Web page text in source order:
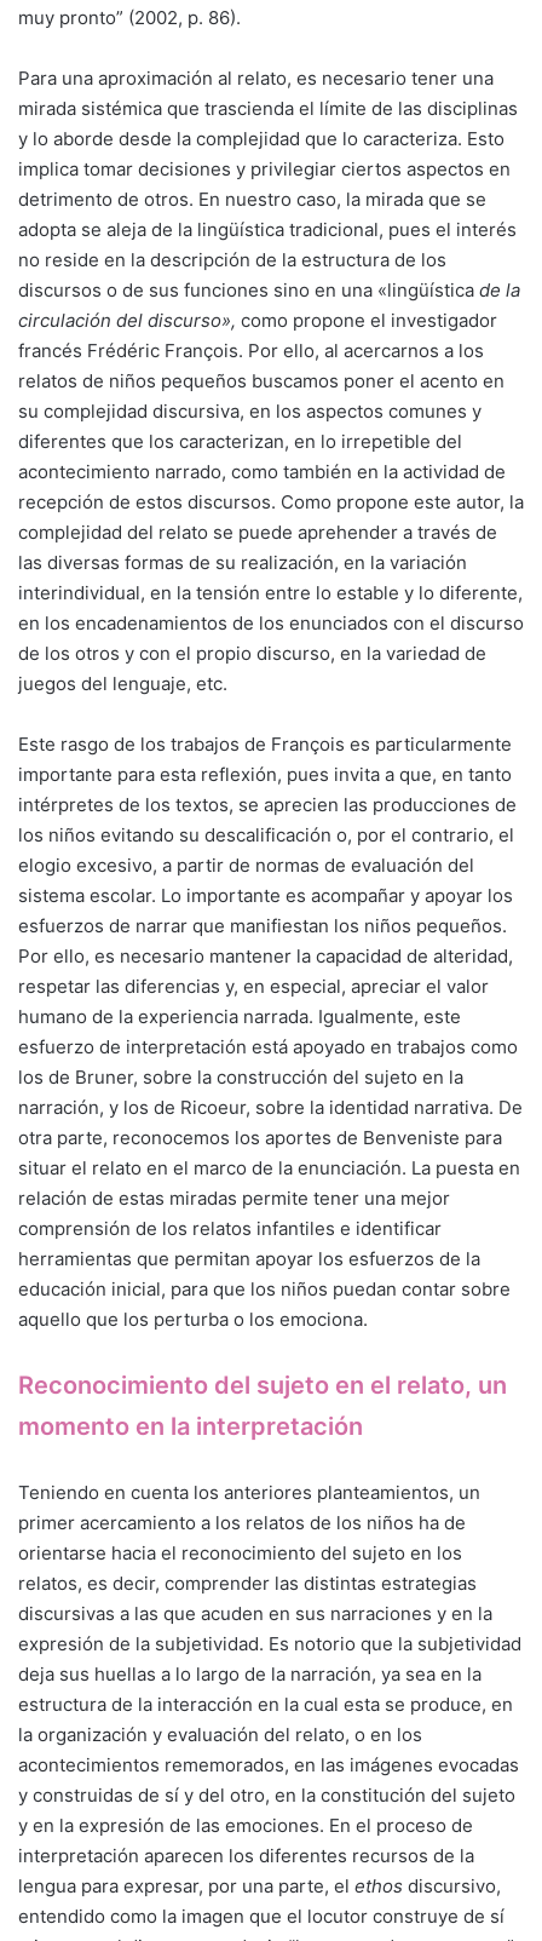
muy pronto” (2002, p. 86).
Para una aproximación al relato, es necesario tener una
mirada sistémica que trascienda el límite de las disciplinas
y lo aborde desde la complejidad que lo caracteriza. Esto
implica tomar decisiones y privilegiar ciertos aspectos en
detrimento de otros. En nuestro caso, la mirada que se
adopta se aleja de la lingüística tradicional, pues el interés
no reside en la descripción de la estructura de los
discursos o de sus funciones sino en una «lingüística de la
circulación del discurso», como propone el investigador
francés Frédéric François. Por ello, al acercarnos a los
relatos de niños pequeños buscamos poner el acento en
su complejidad discursiva, en los aspectos comunes y
diferentes que los caracterizan, en lo irrepetible del
acontecimiento narrado, como también en la actividad de
recepción de estos discursos. Como propone este autor, la
complejidad del relato se puede aprehender a través de
las diversas formas de su realización, en la variación
interindividual, en la tensión entre lo estable y lo diferente,
en los encadenamientos de los enunciados con el discurso
de los otros y con el propio discurso, en la variedad de
juegos del lenguaje, etc.
Este rasgo de los trabajos de François es particularmente
importante para esta reflexión, pues invita a que, en tanto
intérpretes de los textos, se aprecien las producciones de
los niños evitando su descalificación o, por el contrario, el
elogio excesivo, a partir de normas de evaluación del
sistema escolar. Lo importante es acompañar y apoyar los
esfuerzos de narrar que manifiestan los niños pequeños.
Por ello, es necesario mantener la capacidad de alteridad,
respetar las diferencias y, en especial, apreciar el valor
humano de la experiencia narrada. Igualmente, este
esfuerzo de interpretación está apoyado en trabajos como
los de Bruner, sobre la construcción del sujeto en la
narración, y los de Ricoeur, sobre la identidad narrativa. De
otra parte, reconocemos los aportes de Benveniste para
situar el relato en el marco de la enunciación. La puesta en
relación de estas miradas permite tener una mejor
comprensión de los relatos infantiles e identificar
herramientas que permitan apoyar los esfuerzos de la
educación inicial, para que los niños puedan contar sobre
aquello que los perturba o los emociona.
Reconocimiento del sujeto en el relato, un
momento en la interpretación
Teniendo en cuenta los anteriores planteamientos, un
primer acercamiento a los relatos de los niños ha de
orientarse hacia el reconocimiento del sujeto en los
relatos, es decir, comprender las distintas estrategias
discursivas a las que acuden en sus narraciones y en la
expresión de la subjetividad. Es notorio que la subjetividad
deja sus huellas a lo largo de la narración, ya sea en la
estructura de la interacción en la cual esta se produce, en
la organización y evaluación del relato, o en los
acontecimientos rememorados, en las imágenes evocadas
y construidas de sí y del otro, en la constitución del sujeto
y en la expresión de las emociones. En el proceso de
interpretación aparecen los diferentes recursos de la
lengua para expresar, por una parte, el ethos discursivo,
entendido como la imagen que el locutor construye de sí